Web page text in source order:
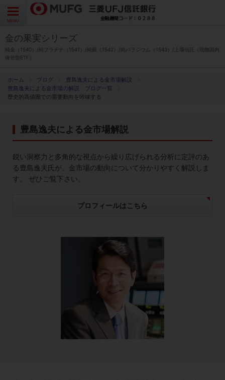
CLOSE
MENU
ブログ
豊島逸夫による金市場解説
豊島逸夫による金市場の解説 ブログ一覧
歴史的高値圏での需要動向を吟味する
豊島逸夫による金市場解説
鋭い洞察力と多角的な視点から繰り広げられる分析に定評のあ
る豊島逸夫氏が、金市場の動向について分かりやすく解説しま
す。 ぜひご覧下さい。
プロフィールはこちら
金の果実シリーズ
純金（1540）/純プラチナ（1541）/純銀（1542）/純パラジウム（1543）/上場信託（現物国内
保管型ETF）
金の果実シリーズとは
特徴とメリット
各種お手続き
ブログ
よくあるご質問 お問い合わせ